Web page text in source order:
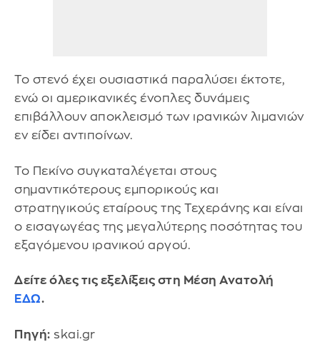
Το στενό έχει ουσιαστικά παραλύσει έκτοτε,
ενώ οι αμερικανικές ένοπλες δυνάμεις
επιβάλλουν αποκλεισμό των ιρανικών λιμανιών
εν είδει αντιποίνων.
Το Πεκίνο συγκαταλέγεται στους
σημαντικότερους εμπορικούς και
στρατηγικούς εταίρους της Τεχεράνης και είναι
ο εισαγωγέας της μεγαλύτερης ποσότητας του
εξαγόμενου ιρανικού αργού.
Δείτε όλες τις εξελίξεις στη Μέση Ανατολή
ΕΔΩ.
Πηγή: skai.gr